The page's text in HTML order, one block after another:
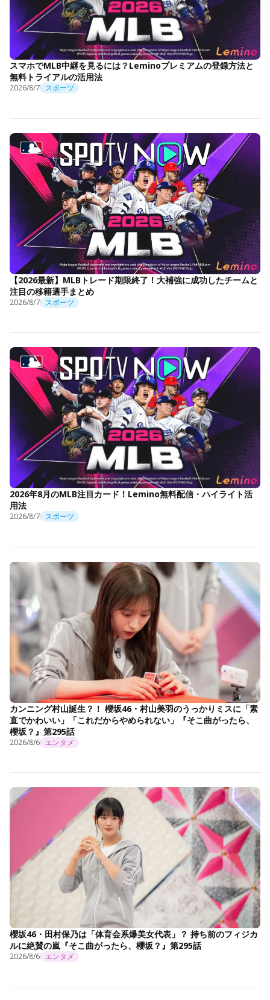
スマホでMLB中継を見るには？Leminoプレミアムの登録方法と
無料トライアルの活用法
2026/8/7 スポーツ
【2026最新】MLBトレード期限終了！大補強に成功したチームと
注目の移籍選手まとめ
2026/8/7 スポーツ
2026年8月のMLB注目カード！Lemino無料配信・ハイライト活
用法
2026/8/7 スポーツ
カンニング村山誕生？！ 櫻坂46・村山美羽のうっかりミスに「素
直でかわいい」「これだからやめられない」『そこ曲がったら、
櫻坂？』第295話
2026/8/6 エンタメ
櫻坂46・田村保乃は「体育会系爆美女代表」？ 持ち前のフィジカ
ルに絶賛の嵐『そこ曲がったら、櫻坂？』第295話
2026/8/6 エンタメ